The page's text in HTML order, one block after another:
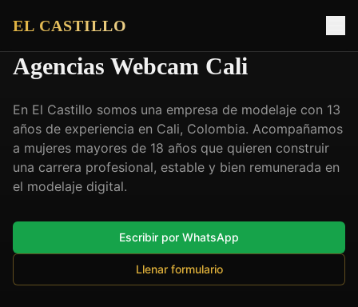
EL CASTILLO
Agencias Webcam Cali
En El Castillo somos una empresa de modelaje con 13
años de experiencia en Cali, Colombia. Acompañamos
a mujeres mayores de 18 años que quieren construir
una carrera profesional, estable y bien remunerada en
el modelaje digital.
Escribir por WhatsApp
Llenar formulario